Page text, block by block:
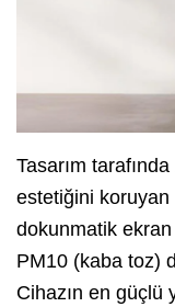
Tasarım
estetiğini koruyan
dokunmatik
PM10 (kaba toz)
Cihazın en güçlü